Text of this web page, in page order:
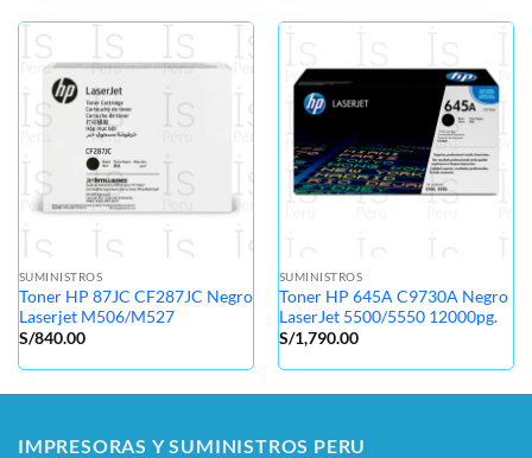
SUMINISTROS
Toner HP 87JC CF287JC Negro
Laserjet M506/M527
S/840.00
SUMINISTROS
Toner HP 645A C9730A Negro
LaserJet 5500/5550 12000pg.
S/1,790.00
IMPRESORAS Y SUMINISTROS PERU